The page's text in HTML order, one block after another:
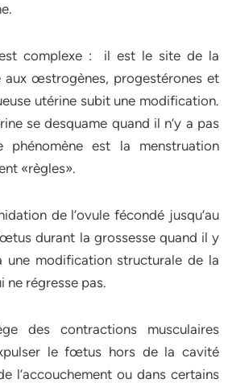
est complexe : il est le site de la
aux œstrogènes, progestérones et
utérine subit une modification.
se desquame quand il n’y a pas
phénomène est la menstruation
«règles».
de l’ovule fécondé jusqu’au
durant la grossesse quand il y
modification structurale de la
ne régresse pas.
des contractions musculaires
le fœtus hors de la cavité
l’accouchement ou dans certains